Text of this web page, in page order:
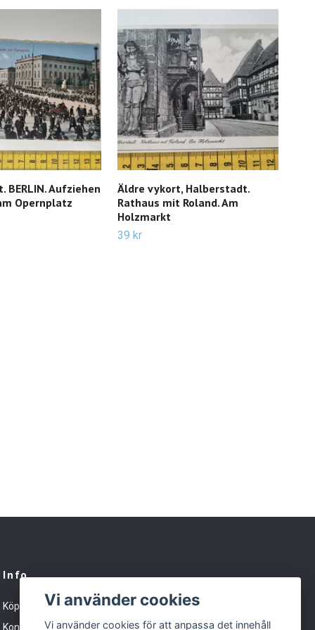
BERLIN. Aufziehen
Opernplatz
Äldre vykort, Halberstadt.
Rathaus mit Roland. Am
Holzmarkt
39 kr
Info
Köpvillkor
Kontakt
Vi använder cookies
Vi använder cookies för att anpassa det innehåll